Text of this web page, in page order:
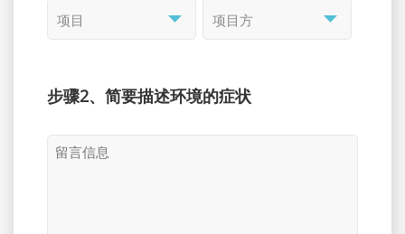
步骤2、简要描述环境的症状